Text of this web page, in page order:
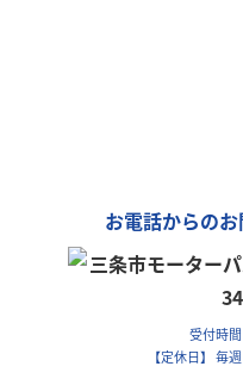
お電話からの
受付時
【定休日】 毎